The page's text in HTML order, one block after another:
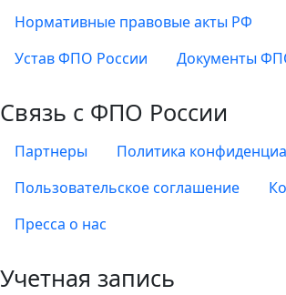
Нормативные правовые акты РФ
Устав ФПО России
Документы
Связь с ФПО России
Партнеры
Политика
Пользовательское соглашение
Пресса о нас
Учетная запись